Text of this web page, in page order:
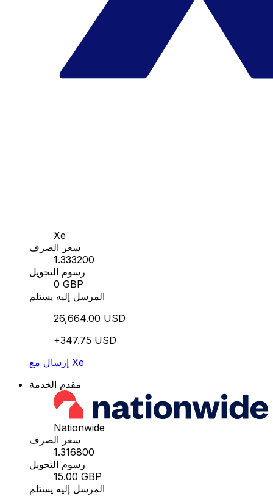
Xe
سعر الصرف
1.333200
رسوم التحويل
0 GBP
المرسل إليه يستلم
26,664.00 USD
+347.75 USD
إرسال مع Xe
مقدم الخدمة
Nationwide
سعر الصرف
1.316800
رسوم التحويل
15.00 GBP
المرسل إليه يستلم